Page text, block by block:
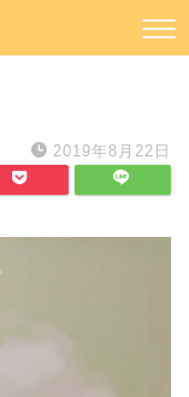
2019年8月22日